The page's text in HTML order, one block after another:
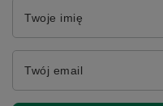
Twoje imię
Twój email